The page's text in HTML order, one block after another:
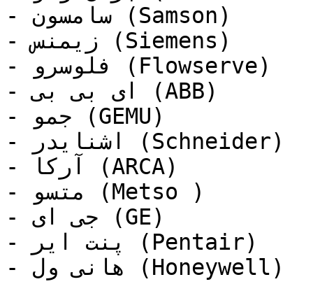
- سامسون (Samson)
- زیمنس (Siemens)
- فلوسرو (Flowserve)
- ای بی بی (ABB)
- جمو (GEMU)
- اشنایدر (Schneider)
- آرکا (ARCA)
- متسو (Metso )
- جی ای (GE)
- پنت ایر (Pentair)
- هانی ول (Honeywell)